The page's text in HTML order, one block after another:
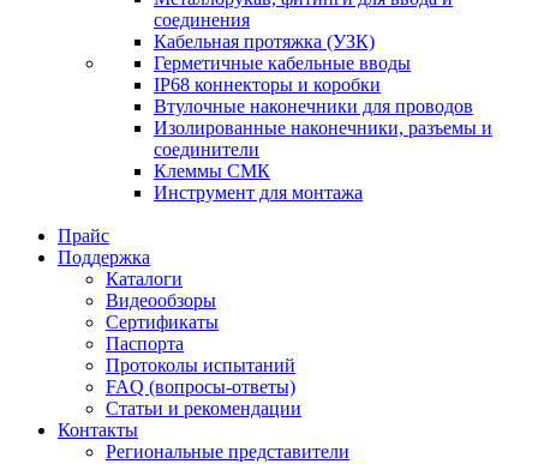
соединения
Кабельная протяжка (УЗК)
Герметичные кабельные вводы
IP68 коннекторы и коробки
Втулочные наконечники для проводов
Изолированные наконечники, разъемы и
соединители
Клеммы СМК
Инструмент для монтажа
Прайс
Поддержка
Каталоги
Видеообзоры
Сертификаты
Паспорта
Протоколы испытаний
FAQ (вопросы-ответы)
Статьи и рекомендации
Контакты
Региональные представители